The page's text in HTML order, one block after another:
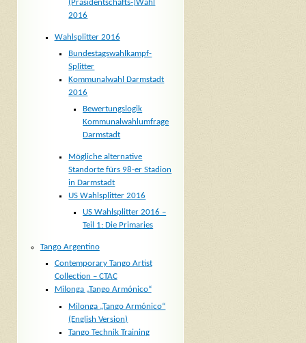
(Präsidentschafts-)Wahl
2016
Wahlsplitter 2016
Bundestagswahlkampf-
Splitter
Kommunalwahl Darmstadt
2016
Bewertungslogik
Kommunalwahlumfrage
Darmstadt
Mögliche alternative
Standorte fürs 98-er Stadion
in Darmstadt
US Wahlsplitter 2016
US Wahlsplitter 2016 –
Teil 1: Die Primaries
Tango Argentino
Contemporary Tango Artist
Collection – CTAC
Milonga „Tango Armónico“
Milonga „Tango Armónico“
(English Version)
Tango Technik Training